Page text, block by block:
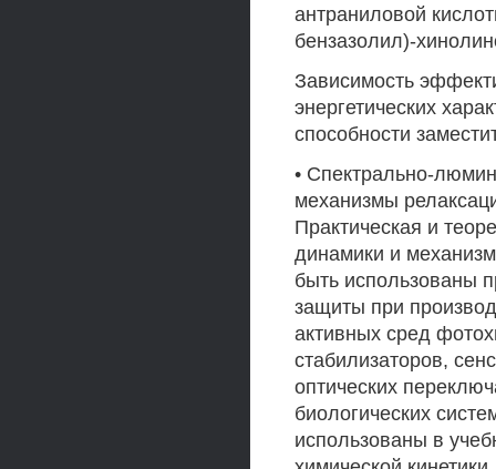
антраниловой
бензазолил)-
Зависимость
энергетических
способности
• Спектрально-
механизмы
Практическая и
динамики и
быть использованы
защиты при
активных сред
стабилизаторов,
оптических
биологических
использованы в